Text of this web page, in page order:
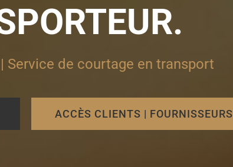
Service de courtage en transport
ACCÈS CLIENTS | FOURNISSEURS